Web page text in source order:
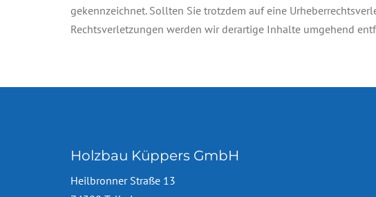
gekennzeichnet. Sollten Sie trotzdem auf eine
Rechtsverletzungen werden wir derartige Inhalte umgehend
Holzbau Küppers GmbH
Heilbronner Straße 13